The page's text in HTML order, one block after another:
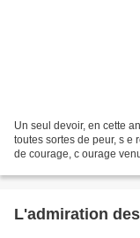
Un seul devoir, en cette
toutes sortes de peur, s e
de courage, c ourage
L'admiration